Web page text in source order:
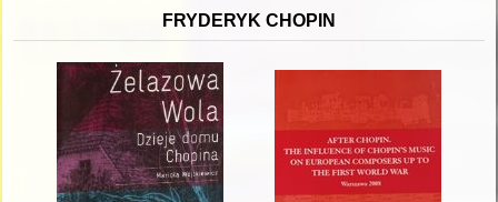
FRYDERYK CHOPIN